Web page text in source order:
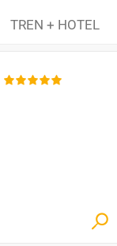
TREN + HOTEL